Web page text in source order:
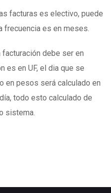
facturas es electivo, puede
frecuencia es en meses.
debe ser en
es en UF, el dia que se
en pesos será calculado en
todo esto calculado de
sistema.